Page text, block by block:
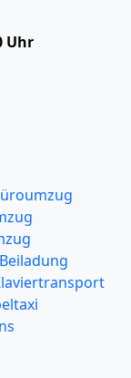
Uhr
Beiladung